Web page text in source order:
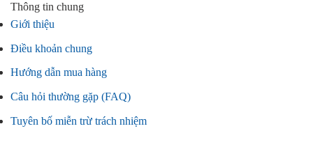
Thông tin chung
Giới thiệu
Điều khoản chung
Hướng dẫn mua hàng
Câu hỏi thường gặp (FAQ)
Tuyên bố miễn trừ trách nhiệm